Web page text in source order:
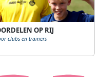
OP RIJ
clubs en trainers